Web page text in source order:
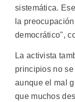
sistemática.
la
democrático",
La activista
principios no
aunque el mal
que muchos